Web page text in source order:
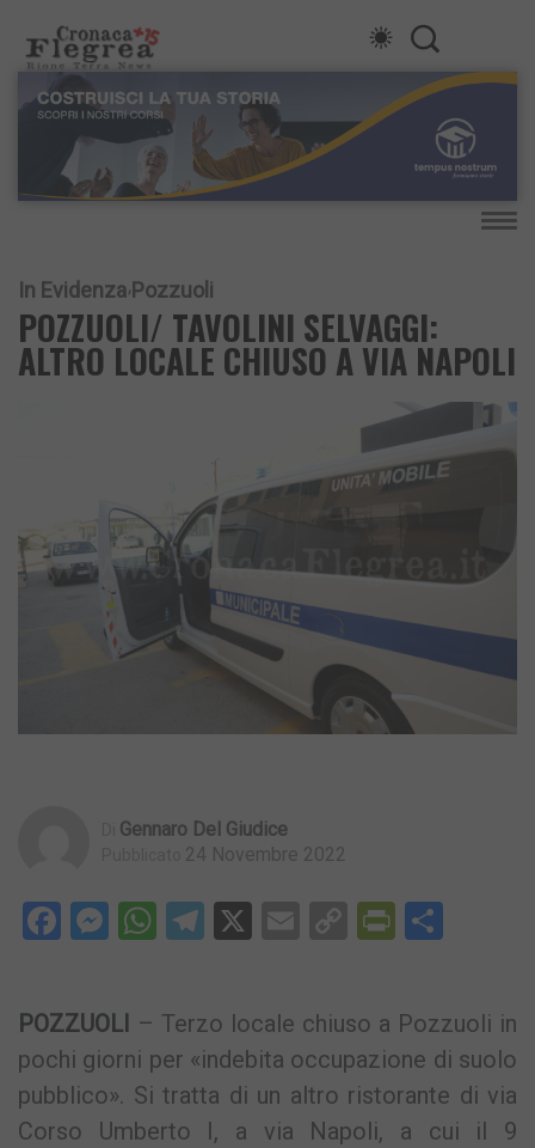
In Evidenza Pozzuoli
POZZUOLI/ TAVOLINI SELVAGGI:
ALTRO LOCALE CHIUSO A VIA NAPOLI
Gennaro Del Giudice
24 Novembre 2022
Facebook
Messenger
WhatsApp
Telegram
X EmailCopy
POZZUOLI – Terzo locale chiuso a Pozzuoli in
pochi giorni per «indebita occupazione di suolo
pubblico». Si tratta di un altro ristorante di via
Corso Umberto I, a via Napoli, a cui il 9